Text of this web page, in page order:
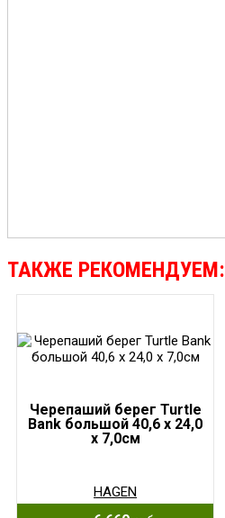
ТАКЖЕ РЕКОМЕНДУЕМ:
Черепаший берег Turtle
Bank большой 40,6 x 24,0
x 7,0см
HAGEN